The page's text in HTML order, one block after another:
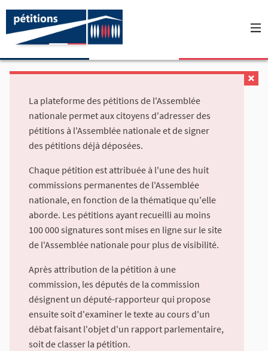
La plateforme des pétitions de l'Assemblée
nationale permet aux citoyens d'adresser des
pétitions à l'Assemblée nationale et de signer
des pétitions déjà déposées.
Chaque pétition est attribuée à l'une des huit
commissions permanentes de l'Assemblée
nationale, en fonction de la thématique qu'elle
aborde. Les pétitions ayant recueilli au moins
100 000 signatures sont mises en ligne sur le site
de l'Assemblée nationale pour plus de visibilité.
Après attribution de la pétition à une
commission, les députés de la commission
désignent un député-rapporteur qui propose
ensuite soit d'examiner le texte au cours d'un
débat faisant l'objet d'un rapport parlementaire,
soit de classer la pétition.